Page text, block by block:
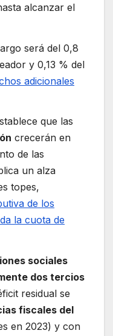
alcanzar el
será del 0,8
y 0,13 % del
adicionales
que las
crecerán en
de las
un alza
topes,
de los
la cuota de
sociales
dos tercios
residual se
fiscales del
en 2023) y con